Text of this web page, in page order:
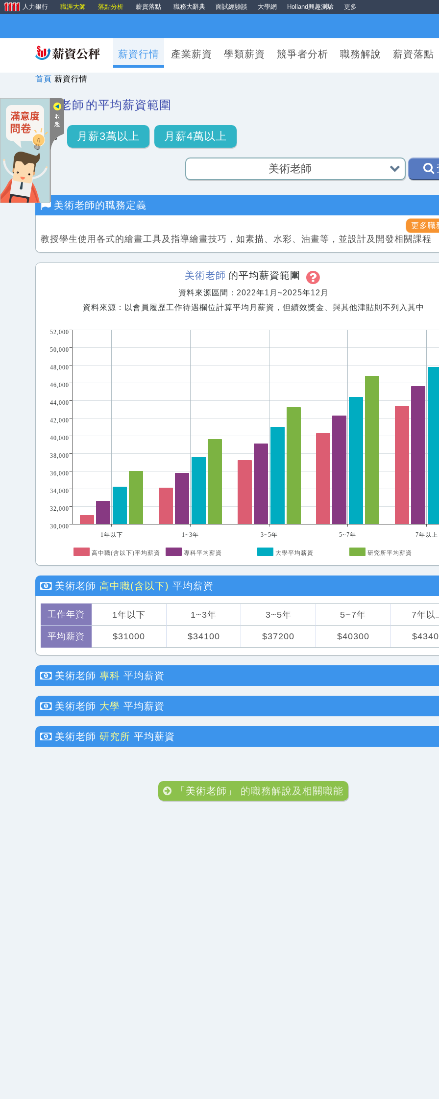
人力銀行 職涯大師 落點分析 薪資落點 職務大辭典 面試經驗談 大學網 Holland興趣測驗 更多
薪資行情 產業薪資 學類薪資 競爭者分析 職務解說 薪資落點
首頁 薪資行情
美術老師 的平均薪資範圍
月薪3萬以上 月薪4萬以上
美術老師的職務定義
更多職
教授學生使用各式的繪畫工具及指導繪畫技巧，如素描、水彩、油畫等，並設計及開發相關課程
美術老師 的平均薪資範圍
資料來源區間：2022年1月~2025年12月
資料來源：以會員履歷工作待遇欄位計算平均月薪資，但績效獎金、與其他津貼則不列入其中
1年以下 1~3年 3~5年 5~7年 7年以上
30,000
32,000
34,000
36,000
38,000
40,000
42,000
44,000
46,000
48,000
50,000
52,000
高中職(含以下)平均薪資 專科平均薪資 大學平均薪資 研究所平均薪資
美術老師 高中職(含以下) 平均薪資
工作年資
平均薪資
1年以下 1~3年 3~5年 5~7年 7年以
$31000 $34100 $37200 $40300
美術老師 專科 平均薪資
美術老師 大學 平均薪資
美術老師 研究所 平均薪資
「美術老師」 的職務解說及相關職能